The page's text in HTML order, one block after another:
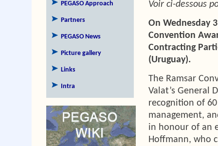
PEGASO Approach
Partners
PEGASO News
Picture gallery
Links
Intra
Voir ci-dessous
On Wednesday
Convention
Contracting
(Uruguay).
The Ramsar
Valat’s General
recognition of
management,
in honour of an
Hoffmann, who